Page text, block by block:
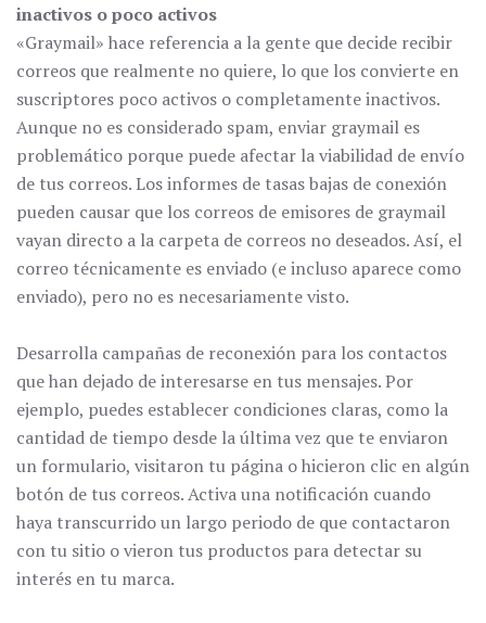
inactivos o poco activos
«Graymail» hace referencia a la gente que decide recibir
correos que realmente no quiere, lo que los convierte en
suscriptores poco activos o completamente inactivos.
Aunque no es considerado spam, enviar graymail es
problemático porque puede afectar la viabilidad de envío
de tus correos. Los informes de tasas bajas de conexión
pueden causar que los correos de emisores de graymail
vayan directo a la carpeta de correos no deseados. Así, el
correo técnicamente es enviado (e incluso aparece como
enviado), pero no es necesariamente visto.
Desarrolla campañas de reconexión para los contactos
que han dejado de interesarse en tus mensajes. Por
ejemplo, puedes establecer condiciones claras, como la
cantidad de tiempo desde la última vez que te enviaron
un formulario, visitaron tu página o hicieron clic en algún
botón de tus correos. Activa una notificación cuando
haya transcurrido un largo periodo de que contactaron
con tu sitio o vieron tus productos para detectar su
interés en tu marca.